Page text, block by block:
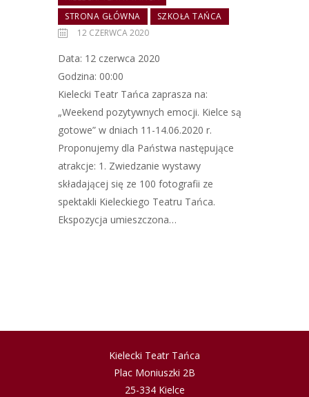
STRONA GŁÓWNA
SZKOŁA TAŃCA
12 CZERWCA 2020
Data: 12 czerwca 2020
Godzina: 00:00
Kielecki Teatr Tańca zaprasza na:
„Weekend pozytywnych emocji. Kielce są
gotowe” w dniach 11-14.06.2020 r.
Proponujemy dla Państwa następujące
atrakcje: 1. Zwiedzanie wystawy
składającej się ze 100 fotografii ze
spektakli Kieleckiego Teatru Tańca.
Ekspozycja umieszczona…
Kielecki Teatr Tańca
Plac Moniuszki 2B
25-334 Kielce